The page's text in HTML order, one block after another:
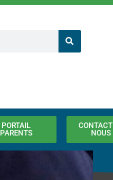
PORTAIL
PARENTS
NOUS